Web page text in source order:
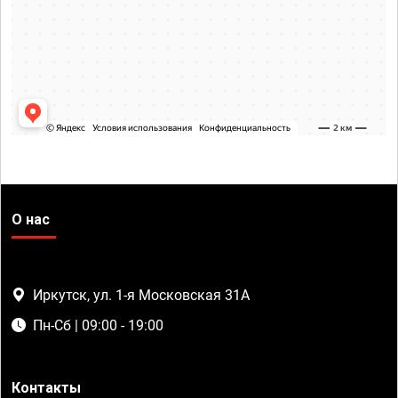
О нас
Иркутск, ул. 1-я Московская 31А
Пн-Сб | 09:00 - 19:00
Контакты